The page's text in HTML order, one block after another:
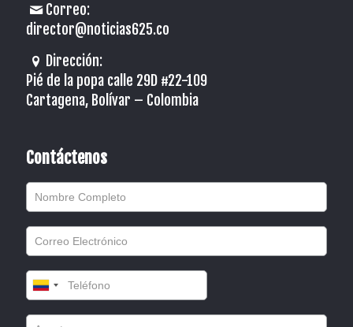
Correo:
director@noticias625.co
Dirección:
Pié de la popa calle 29D #22-109
Cartagena, Bolívar – Colombia
Contáctenos